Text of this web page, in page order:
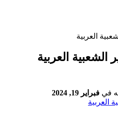
العربية
الشعبية العربية
في فبراير 19, 2024